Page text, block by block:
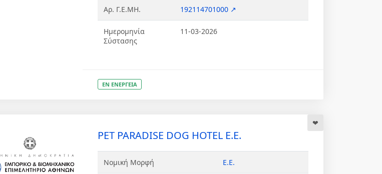
Αρ. Γ.Ε.ΜΗ. 192114701000 ↗
Ημερομηνία
Σύστασης
11-03-2026
ΕΝ ΕΝΕΡΓΕΙΑ
PET PARADISE DOG HOTEL Ε.Ε.
Νομική Μορφή Ε.Ε.